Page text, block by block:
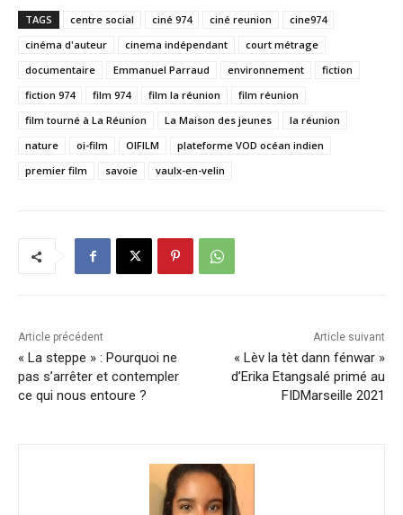
TAGS centre social ciné 974 ciné reunion
cine974
cinéma d'auteur
cinema indépendant
court métrage
documentaire
Emmanuel Parraud environnement
fiction
fiction 974
film 974 film la réunion
film réunion
film tourné à La Réunion
La Maison des jeunes
la réunion
nature
oi-film OIFILM
plateforme VOD océan indien
premier film
savoie vaulx-en-velin
Article précédent
« La steppe » : Pourquoi ne
pas s’arrêter et contempler
ce qui nous entoure ?
Article suivant
« Lèv la tèt dann fénwar »
d’Erika Etangsalé primé au
FIDMarseille 2021